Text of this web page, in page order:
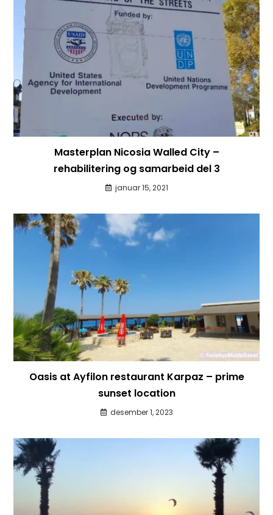
Masterplan Nicosia Walled City –
rehabilitering og samarbeid del 3
januar 15, 2021
Oasis at Ayfilon restaurant Karpaz – prime
sunset location
desember 1, 2023